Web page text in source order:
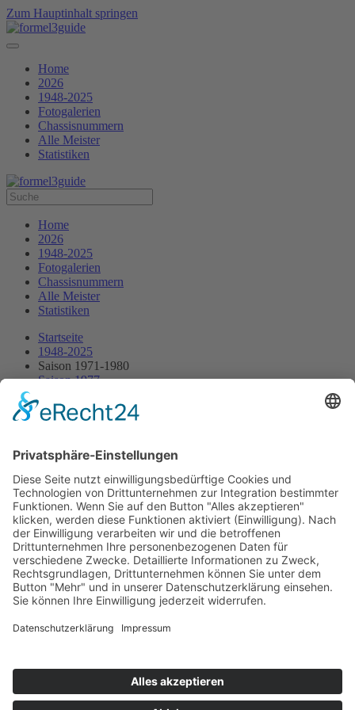
Zum Hauptinhalt springen
Home
2026
1948-2025
Fotogalerien
Chassisnummern
Alle Meister
Statistiken
Home
2026
1948-2025
Fotogalerien
Chassisnummern
Alle Meister
Statistiken
Startseite
1948-2025
Saison 1971-1980
Saison 1977
15.05.1977 - Teufelsrutsch
Streckenskizze Programmheft
Alle Ergebnisse:
Nennungsliste
Ergebnis Rennen
Impressum
Jahrbuch